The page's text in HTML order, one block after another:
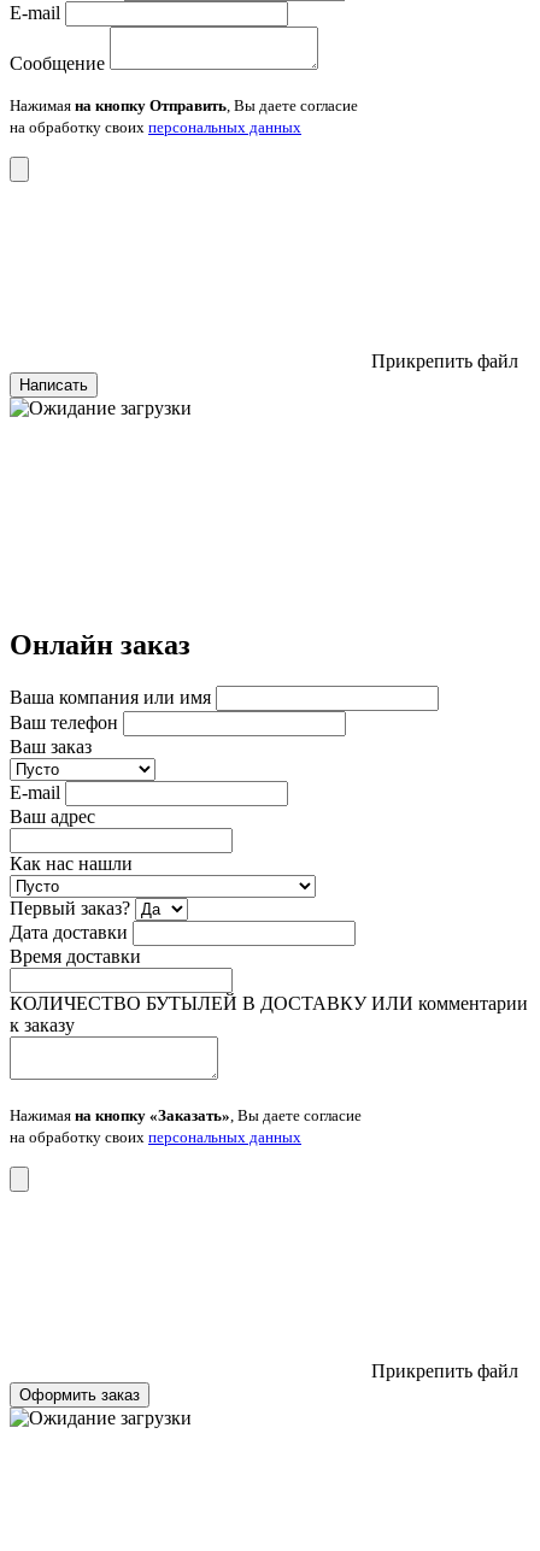
E-mail
Сообщение
Нажимая на кнопку Отправить, Вы даете согласие
на обработку своих персональных данных
Прикрепить файл
Написать
Онлайн заказ
Ваша компания или имя
Ваш телефон
Ваш заказ
E-mail
Ваш адрес
Как нас нашли
Первый заказ?
Дата доставки
Время доставки
КОЛИЧЕСТВО БУТЫЛЕЙ В ДОСТАВКУ ИЛИ комментарии
к заказу
Нажимая на кнопку «Заказать», Вы даете согласие
на обработку своих персональных данных
Прикрепить файл
Оформить заказ